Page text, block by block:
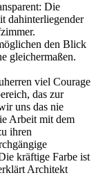
Die
dahinterliegender
den Blick
gleichermaßen.
viel Courage
das zur
uns das nie
Arbeit mit dem
ihren
kräftige Farbe ist
Architekt